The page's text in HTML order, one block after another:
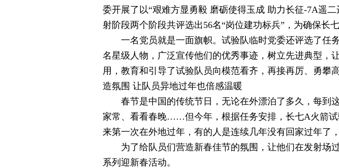
委开展了以“艰难方显勇毅 磨砺使得玉成 助力长征-7A遥
射阶段两个阶段共评选出56名“岗位建功标兵”，为确保长
一名党员就是一面旗帜。试验队临时党委还评选了任
名星级人物，广泛宣传他们的优秀事迹，树立先进典型，
用，教育和引导了试验队员向模范看齐，再接再厉、勇攀高
造氛围 让队员异地过年也倍感温暖
春节是中国的传统节日，无论在外漂泊了多久，每到
家常、看看春晚……但今年，根据任务安排，长七A火箭
来第一次在外地过年，有的人是连续几年没有回家过年了
为了给队员们营造新春佳节的氛围，让他们在发射场
系列迎新春活动。